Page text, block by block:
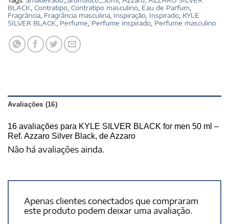
BLACK Contratipo Contratipo masculino Eau de Parfum
Fragrância Fragrância masculina Inspiração Inspirado KYLE
SILVER BLACK Perfume Perfume inspirado Perfume masculino
Avaliações (16)
16 avaliações para KYLE SILVER BLACK for men 50 ml –
Ref. Azzaro Silver Black, de Azzaro
Não há avaliações ainda.
Apenas clientes conectados que compraram
este produto podem deixar uma avaliação.